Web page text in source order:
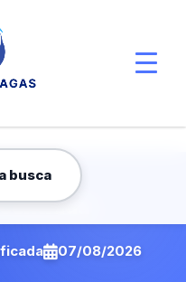
busca
07/08/2026